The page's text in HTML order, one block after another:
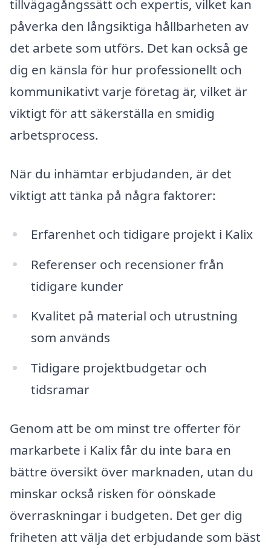
tillvägagångssätt och expertis, vilket kan
påverka den långsiktiga hållbarheten av
det arbete som utförs. Det kan också ge
dig en känsla för hur professionellt och
kommunikativt varje företag är, vilket är
viktigt för att säkerställa en smidig
arbetsprocess.
När du inhämtar erbjudanden, är det
viktigt att tänka på några faktorer:
Erfarenhet och tidigare projekt i Kalix
Referenser och recensioner från
tidigare kunder
Kvalitet på material och utrustning
som används
Tidigare projektbudgetar och
tidsramar
Genom att be om minst tre offerter för
markarbete i Kalix får du inte bara en
bättre översikt över marknaden, utan du
minskar också risken för oönskade
överraskningar i budgeten. Det ger dig
friheten att välja det erbjudande som bäst